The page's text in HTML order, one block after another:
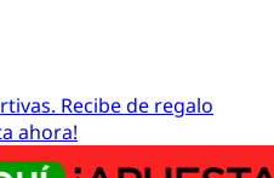
Recibe de regalo
ahora!